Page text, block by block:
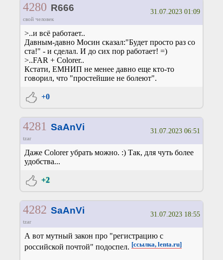
4280 R666
свой человек
31.07.2023 01:09
>..и всё работает..
Давным-давно Мосин сказал:"Будет просто раз со
ста!" - и сделал. И до сих пор работает! =)
>..FAR + Colorer..
Кстати, ЕМНИП не менее давно еще кто-то
говорил, что "простейшие не болеют".
+0
4281 SaAnVi
tzar
31.07.2023 06:51
Даже Colorer убрать можно. :) Так, для чуть более
удобства...
+2
4282 SaAnVi
tzar
31.07.2023 18:55
А вот мутный закон про "регистрацию с
российской почтой" подоспел. [ссылка, lenta.ru]